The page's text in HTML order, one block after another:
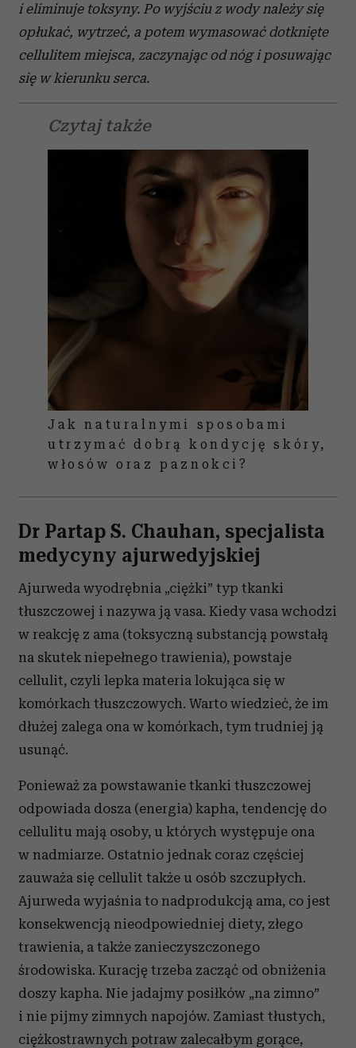
otrzymanymi od Ciebie lub uzyskanymi podczas
korzystania z ich usług.
i eliminuje toksyny. Po wyjściu z wody należy się
opłukać, wytrzeć, a potem wymasować dotknięte
cellulitem miejsca, zaczynając od nóg i posuwając
się w kierunku serca.
Czytaj także
Jak naturalnymi sposobami
utrzymać dobrą kondycję skóry,
włosów oraz paznokci?
Dr Partap S. Chauhan, specjalista
medycyny ajurwedyjskiej
Ajurweda wyodrębnia „ciężki” typ tkanki
tłuszczowej i nazywa ją vasa. Kiedy vasa wchodzi
w reakcję z ama (toksyczną substancją powstałą
na skutek niepełnego trawienia), powstaje
cellulit, czyli lepka materia lokująca się w
komórkach tłuszczowych. Warto wiedzieć, że im
dłużej zalega ona w komórkach, tym trudniej ją
usunąć.
Ponieważ za powstawanie tkanki tłuszczowej
odpowiada dosza (energia) kapha, tendencję do
cellulitu mają osoby, u których występuje ona
w nadmiarze. Ostatnio jednak coraz częściej
zauważa się cellulit także u osób szczupłych.
Ajurweda wyjaśnia to nadprodukcją ama, co jest
konsekwencją nieodpowiedniej diety, złego
trawienia, a także zanieczyszczonego
środowiska. Kurację trzeba zacząć od obniżenia
doszy kapha. Nie jadajmy posiłków „na zimno”
i nie pijmy zimnych napojów. Zamiast tłustych,
ciężkostrawnych potraw zalecałbym gorące,